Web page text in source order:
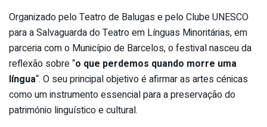
Organizado pelo Teatro de Balugas e pelo Clube UNESCO
para a Salvaguarda do Teatro em Línguas Minoritárias, em
parceria com o Município de Barcelos, o festival nasceu da
reflexão sobre “o que perdemos quando morre uma
língua“. O seu principal objetivo é afirmar as artes cénicas
como um instrumento essencial para a preservação do
património linguístico e cultural.